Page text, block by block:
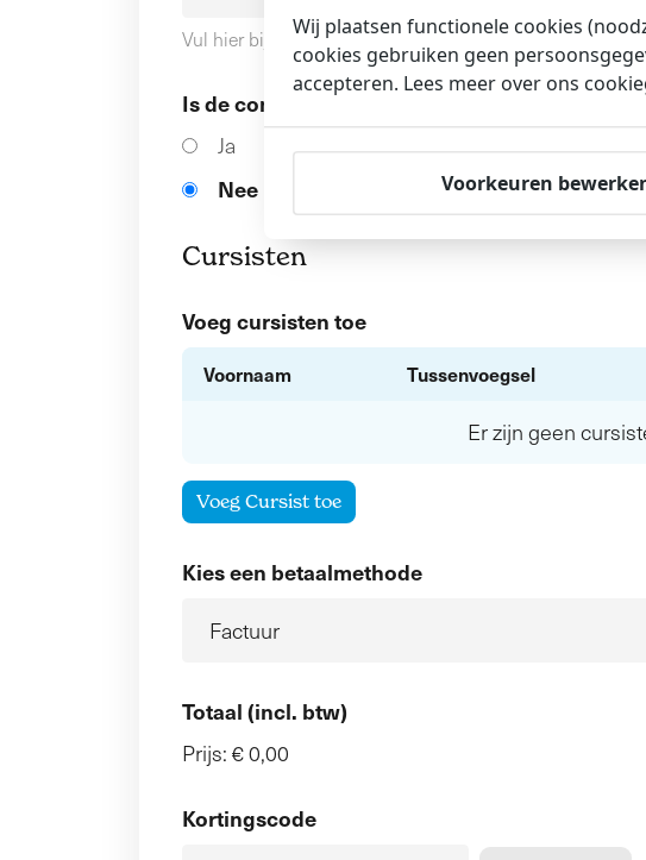
Vul hier bij voorkeur het e-mailadres in waarmee je
Is de contactpersoon ook een cursist?
Ja
Nee
Cursisten
Voeg cursisten toe
Voornaam Tussenvoegsel
Er zijn geen
Voeg Cursist toe
Kies een betaalmethode
Totaal (incl. btw)
Prijs: € 0,00
Kortingscode
Wij plaatsen functionele cookies
cookies gebruiken geen
accepteren. Lees meer over ons
Voorkeuren